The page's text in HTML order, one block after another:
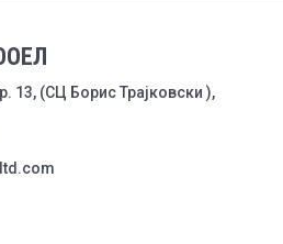
13, (СЦ Борис Трајковски ),